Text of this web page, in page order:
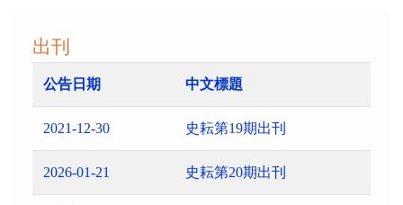
出刊
公告日期 中文標題
2021-12-30 史耘第19期出刊
2026-01-21 史耘第20期出刊